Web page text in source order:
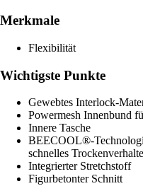
Merkmale
Flexibilität
Wichtigste Punkte
Gewebtes Interlock-
Powermesh Innenbund
Innere Tasche
BEECOOL®-
schnelles
Integrierter Stretchstoff
Figurbetonter Schnitt